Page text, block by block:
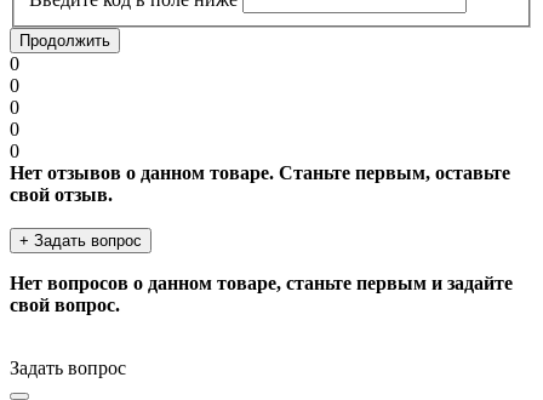
Продолжить
0
0
0
0
0
Нет отзывов о данном товаре. Станьте первым, оставьте
свой отзыв.
+ Задать вопрос
Нет вопросов о данном товаре, станьте первым и задайте
свой вопрос.
Задать вопрос